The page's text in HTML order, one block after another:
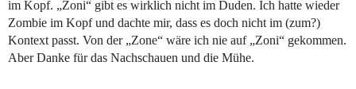
im Kopf. „Zoni“ gibt es wirklich nicht im Duden. Ich hatte wieder
Zombie im Kopf und dachte mir, dass es doch nicht im (zum?)
Kontext passt. Von der „Zone“ wäre ich nie auf „Zoni“ gekommen.
Aber Danke für das Nachschauen und die Mühe.